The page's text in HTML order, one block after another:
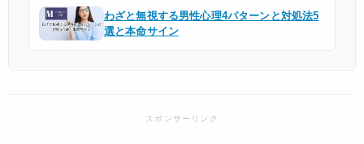
わざと無視する男性心理4パターンと対処法5
選と本命サイン